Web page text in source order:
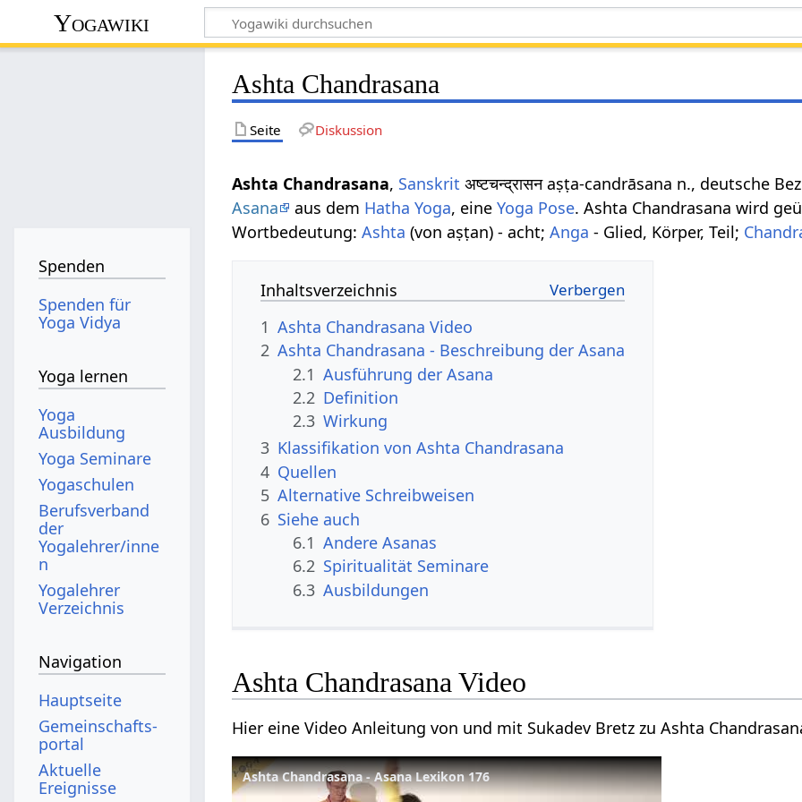
Yogawiki
Ashta Chandrasana
Seite Diskussion
Ashta Chandrasana, Sanskrit अष्टचन्द्रासन aṣṭa-candrāsana n., deutsche
Asana
aus dem Hatha Yoga, eineYoga Pose. Ashta Chandrasana wird
Wortbedeutung:Ashta (von aṣṭan) - acht;Anga - Glied, Körper, Teil;
Inhaltsverzeichnis
1 Ashta Chandrasana Video
2 Ashta Chandrasana - Beschreibung der Asana
2.1 Ausführung der Asana
2.2 Definition
2.3 Wirkung
3 Klassifikation von Ashta Chandrasana
4 Quellen
5 Alternative Schreibweisen
6 Siehe auch
6.1 Andere Asanas
6.2 Spiritualität Seminare
6.3 Ausbildungen
Ashta Chandrasana Video
Hier eine Video Anleitung von und mit Sukadev Bretz zu Ashta
Ashta Chandrasana - Asana Lexikon 176
Spenden
Spenden für
Yoga Vidya
Yoga lernen
Yoga
Ausbildung
Yoga Seminare
Yogaschulen
Berufsverband
der
Yogalehrer/inne
n
Yogalehrer
Verzeichnis
Navigation
Hauptseite
Gemeinschafts­
portal
Aktuelle
Ereignisse